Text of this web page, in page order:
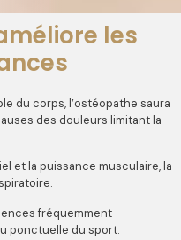
les
du corps, l’ostéopathe saura
des douleurs limitant la
et la puissance musculaire, la
fréquemment
ponctuelle du sport.